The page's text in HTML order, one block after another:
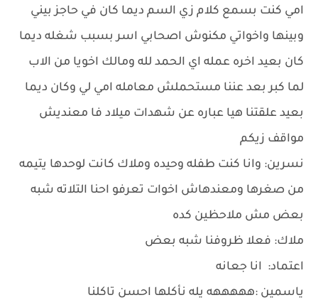
امي كنت بسمع كلام زي السم ديما كان في حاجز بيني
وبينها واخواتي مكنوش اصحابي اسر بسبب شغله ديما
كان بعيد اخره عمله اي الحمد لله ومالك اخويا من الاب
لما كبر بعد عننا مستحملش معامله امي لي وكان ديما
بعيد علقتنا هيا عباره عن شهدات ميلاد فا معنديش
مواقف زيكم
نسرين: وانا كنت طفله وحيده وملاك كانت لوحدها يتيمه
من صغرها ومعندهاش اخوات تعرفو احنا التلاته شبه
بعض مش ملاحظين كده
ملاك: فعلا ظروفنا شبه بعض
اعتماد: انا جعانه
ياسمين :هههههه يله نأكلها احسن تاكلنا